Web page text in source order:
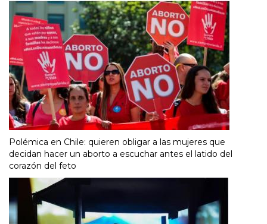
Polémica en Chile: quieren obligar a las mujeres que
decidan hacer un aborto a escuchar antes el latido del
corazón del feto